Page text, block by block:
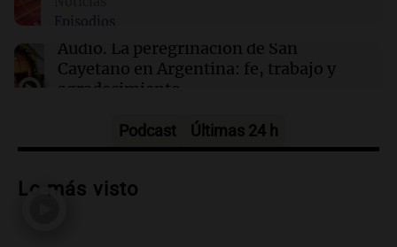
Episodios
Audio. La peregrinación de San
Cayetano en Argentina: fe, trabajo y
agradecimiento
Audio.Detuvieron al hijo de Fran
allanamientos en Rosario
Podcast Últimas 24 h
Lo más visto